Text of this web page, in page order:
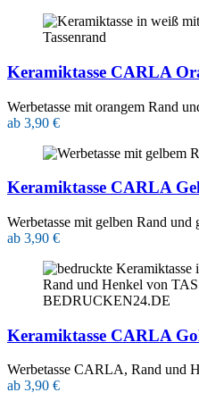
Keramiktasse CARLA
Werbetasse mit orangem Rand
ab 3,90 €
Keramiktasse CARLA
Werbetasse mit gelben Rand und
ab 3,90 €
Keramiktasse CARLA
Werbetasse CARLA, Rand und
ab 3,90 €